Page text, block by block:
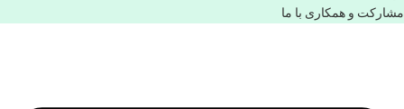
مشاركت و همكاری با ما